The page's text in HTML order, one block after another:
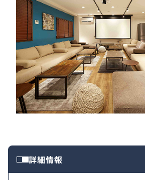
詳細情報